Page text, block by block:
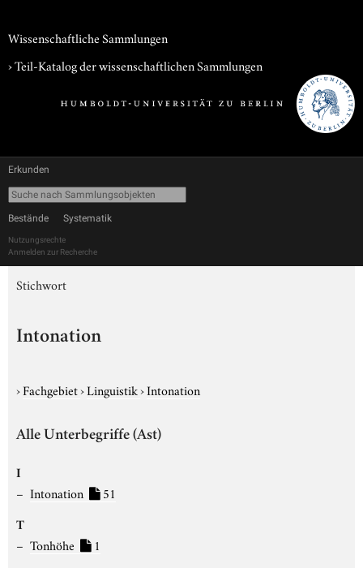
Wissenschaftliche Sammlungen
› Teil-Katalog der wissenschaftlichen Sammlungen
Erkunden
Bestände Systematik
Nutzungsrechte
Anmelden zur Recherche
Stichwort
Intonation
›Fachgebiet›Linguistik›Intonation
Alle Unterbegriffe (Ast)
I
Intonation 51
T
Tonhöhe 1